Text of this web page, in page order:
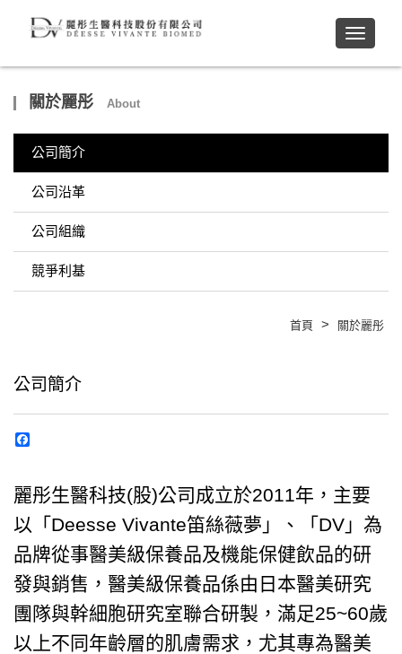
Toggle
關於麗彤 About
公司簡介
公司沿革
公司組織
競爭利基
首頁 > 關於麗彤
公司簡介
麗彤生醫科技(股)公司成立於2011年，主要
以「Deesse Vivante笛絲薇夢」、「DV」為
品牌從事醫美級保養品及機能保健飲品的研
發與銷售，醫美級保養品係由日本醫美研究
團隊與幹細胞研究室聯合研製，滿足25~60歲
以上不同年齡層的肌膚需求，尤其專為醫美